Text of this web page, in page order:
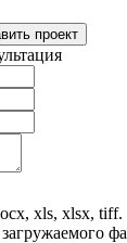
проект
xls, xlsx, tiff.